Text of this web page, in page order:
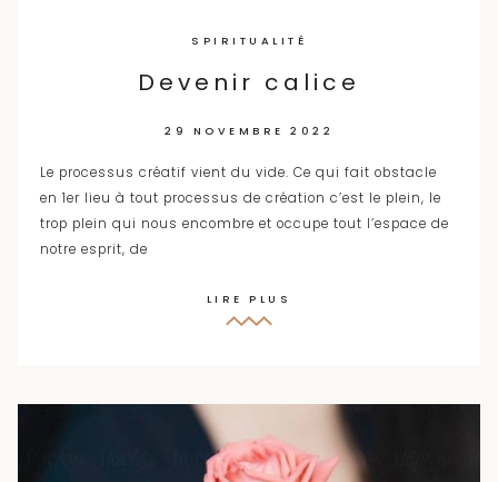
SPIRITUALITÉ
Devenir calice
29 NOVEMBRE 2022
Le processus créatif vient du vide. Ce qui fait obstacle
en 1er lieu à tout processus de création c’est le plein, le
trop plein qui nous encombre et occupe tout l’espace de
notre esprit, de
LIRE PLUS